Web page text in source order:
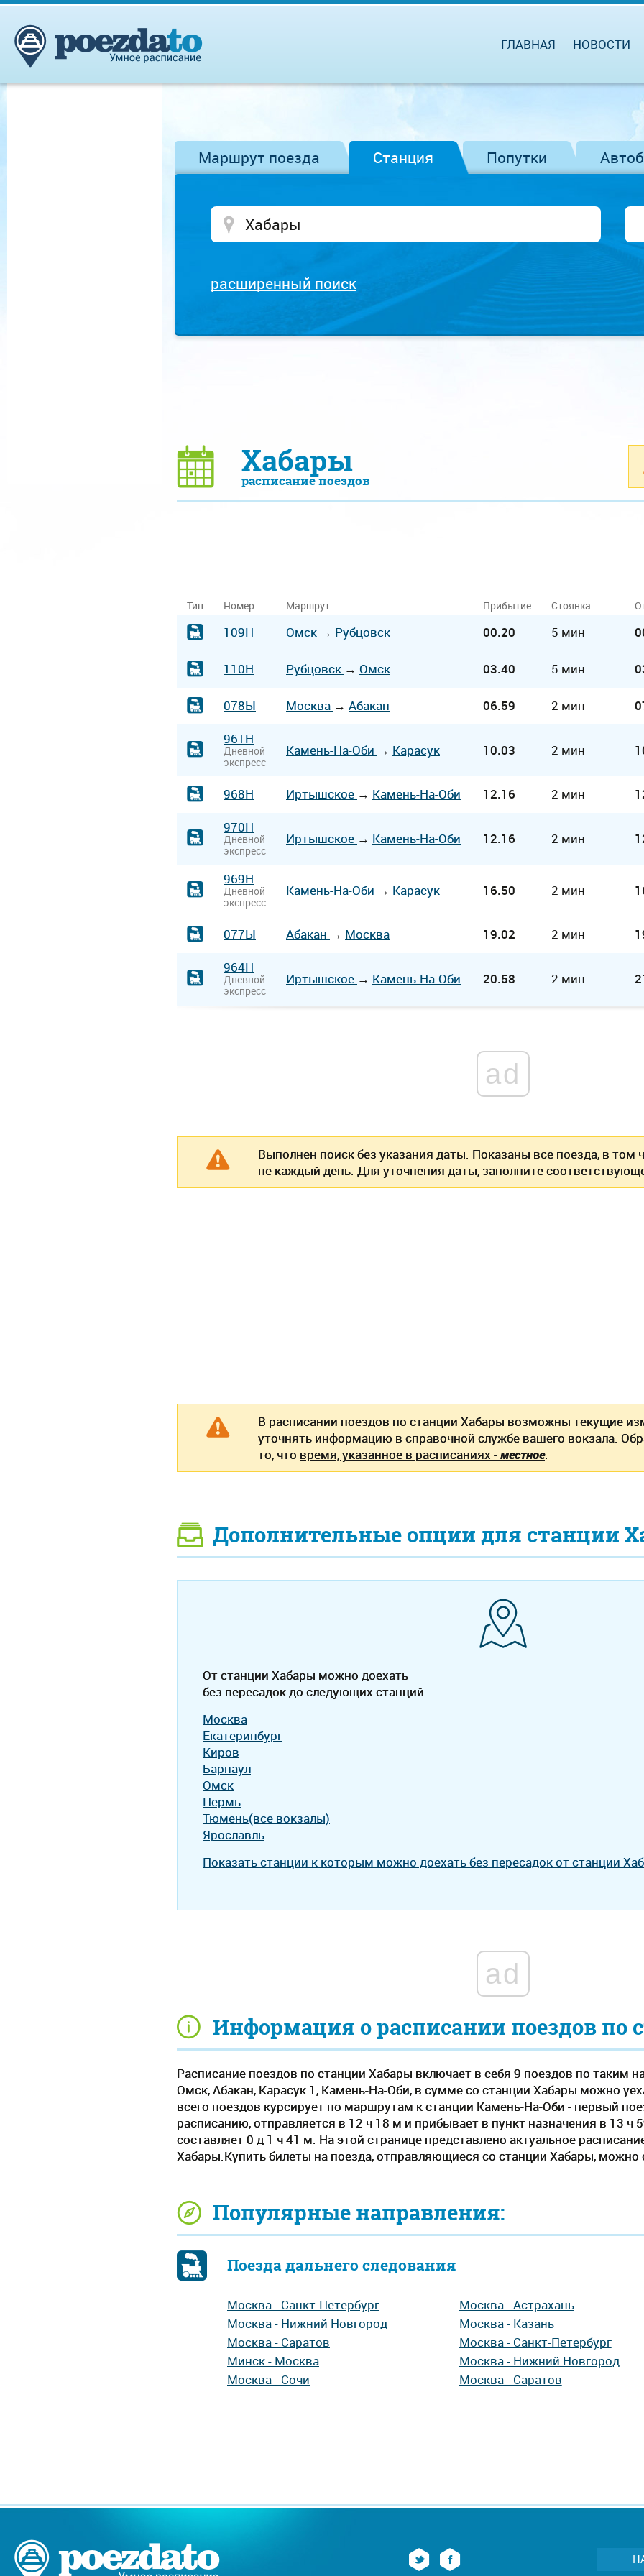
ГЛАВНАЯ НОВОСТИ
Маршрут поезда Станция Попутки
расширенный поиск
Хабары
расписание поездов
Информация о расписании поездов по
Расписание поездов по станции Хабары включает в себя 9 поездов по таким
Омск, Абакан, Карасук 1, Камень-На-Оби, в сумме со станции Хабары можно
всего поездов курсирует по маршрутам к станции Камень-На-Оби - первый
расписанию, отправляется в 12 ч 18 м и прибывает в пункт назначения в 13 ч
составляет 0 д 1 ч 41 м. На этой странице представлено актуальное
Хабары.Купить билеты на поезда, отправляющиеся со станции Хабары, можно
Популярные направления:
Поезда дальнего следования
Москва - Санкт-Петербург
Москва - Нижний Новгород
Москва - Саратов
Минск - Москва
Москва - Сочи
Москва - Астрахань
Москва - Казань
Москва - Санкт-Петербург
Москва - Нижний Новгород
Москва - Саратов
Тип Номер Маршрут Прибытие Стоянка
109Н Омск → Рубцовск 00.20 5 мин
110Н Рубцовск → Омск 03.40 5 мин
078Ы Москва → Абакан 06.59 2 мин
961Н
Дневной
экспресс
Камень-На-Оби → Карасук 10.03 2 мин
968Н Иртышское → Камень-На-Оби 12.16 2 мин
970Н
Дневной
экспресс
Иртышское → Камень-На-Оби 12.16 2 мин
969Н
Дневной
экспресс
Камень-На-Оби → Карасук 16.50 2 мин
077Ы Абакан → Москва 19.02 2 мин
964Н
Дневной
экспресс
Иртышское → Камень-На-Оби 20.58 2 мин
ad
Выполнен поиск без указания даты. Показаны все поезда, в том
не каждый день. Для уточнения даты, заполните
В расписании поездов по станции Хабары возможны текущие
уточнять информацию в справочной службе вашего вокзала.
то, что время, указанное в расписаниях -местное.
Дополнительные опции для станции
От станции Хабары можно доехать
без пересадок до следующих станций:
Москва
Екатеринбург
Киров
Барнаул
Омск
Пермь
Тюмень(все вокзалы)
Ярославль
Показать станции к которым можно доехать без пересадок от станции
ad